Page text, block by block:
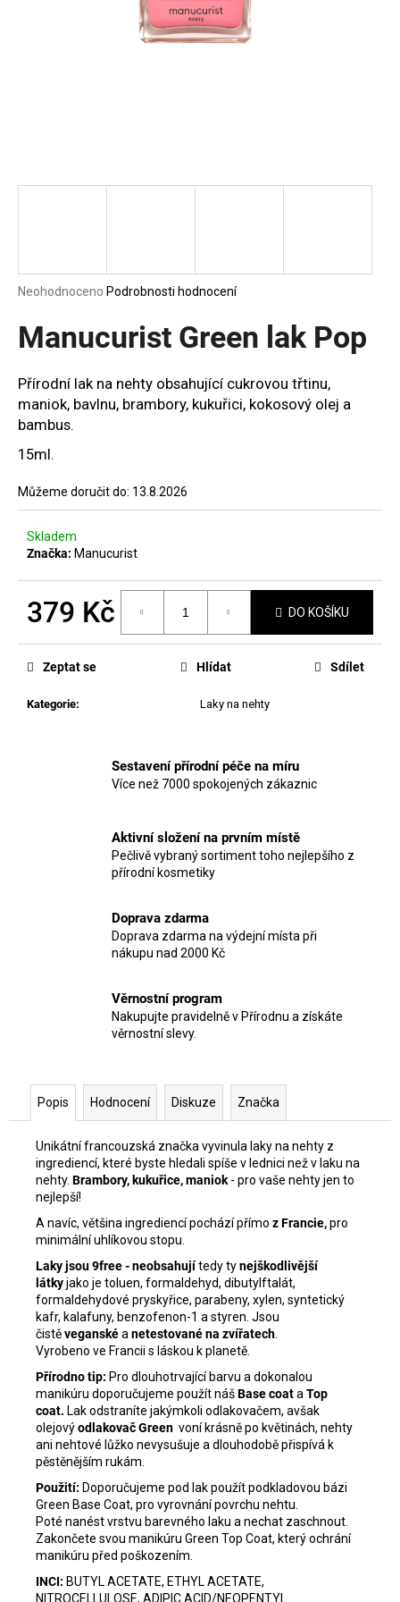
Průměrné
produktu
je
z
5
hvězdiček.
Neohodnoceno Podrobnosti hodnocení
Manucurist Green lak Pop
Přírodní lak na nehty obsahující cukrovou třtinu,
maniok, bavlnu, brambory, kukuřici, kokosový olej a
bambus.
15ml.
Můžeme doručit do: 13.8.2026
Skladem
Značka: Manucurist
379 Kč DO KOŠÍKU
Kategorie: Laky na nehty
Zeptat se Hlídat Sdílet
Sestavení přírodní péče na míru
Více než 7000 spokojených zákaznic
Aktivní složení na prvním místě
Pečlivě vybraný sortiment toho nejlepšího z
přírodní kosmetiky
Doprava zdarma
Doprava zdarma na výdejní místa při
nákupu nad 2000 Kč
Věrnostní program
Nakupujte pravidelně v Přírodnu a získáte
věrnostní slevy.
Popis Hodnocení Diskuze Značka
Unikátní francouzská značka vyvinula laky na nehty z
ingrediencí, které byste hledali spíše v lednici než v laku na
nehty. Brambory, kukuřice, maniok - pro vaše nehty jen to
nejlepší!
A navíc, většina ingrediencí pochází přímo z Francie,pro
minimální uhlíkovou stopu.
Laky jsou 9free - neobsahujítedy tynejškodlivější
látkyjako je toluen, formaldehyd, dibutylftalát,
formaldehydové pryskyřice, parabeny, xylen, syntetický
kafr, kalafuny, benzofenon-1 a styren. Jsou
čistěveganskéanetestované na zvířatech.
Vyrobeno ve Francii s láskou k planetě.
Přírodno tip: Pro dlouhotrvající barvu a dokonalou
manikúru doporučujeme použít nášBase coataTop
coat. Lak odstraníte jakýmkoli odlakovačem, avšak
olejovýodlakovač Green voní krásně po květinách, nehty
ani nehtové lůžko nevysušuje a dlouhodobě přispívá k
pěstěnějším rukám.
Použití: Doporučujeme pod lak použít podkladovou bázi
Green Base Coat, pro vyrovnání povrchu nehtu.
Poté nanést vrstvu barevného laku a nechat zaschnout.
Zakončete svou manikúru Green Top Coat, který ochrání
manikúru před poškozením.
INCI: BUTYL ACETATE, ETHYL ACETATE,
NITROCELLULOSE, ADIPIC ACID/NEOPENTYL
D
p
o
u
č
u
e
m
e
MALINNA
WASH
100
ML